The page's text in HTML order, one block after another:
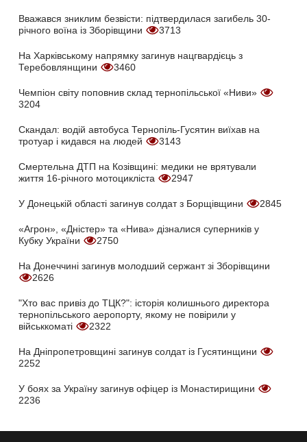
Вважався зниклим безвісти: підтвердилася загибель 30-
річного воїна із Зборівщини
3713
На Харківському напрямку загинув нацгвардієць з
Теребовлянщини
3460
Чемпіон світу поповнив склад тернопільської «Ниви»
3204
Скандал: водій автобуса Тернопіль-Гусятин виїхав на
тротуар і кидався на людей
3143
Смертельна ДТП на Козівщині: медики не врятували
життя 16-річного мотоцикліста
2947
У Донецькій області загинув солдат з Борщівщини 2845
«Агрон», «Дністер» та «Нива» дізналися суперників у
Кубку України
2750
На Донеччині загинув молодший сержант зі Зборівщини
2626
"Хто вас привіз до ТЦК?": історія колишнього директора
тернопільського аеропорту, якому не повірили у
військкоматі
2322
На Дніпропетровщині загинув солдат із Гусятинщини
2252
У боях за Україну загинув офіцер із Монастирищини
2236